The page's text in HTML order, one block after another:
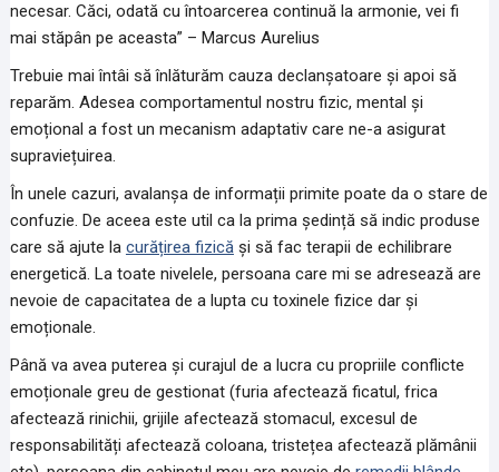
necesar. Căci, odată cu întoarcerea continuă la armonie, vei fi
mai stăpân pe aceasta” – Marcus Aurelius
Trebuie mai întâi să înlăturăm cauza declanșatoare și apoi să
reparăm. Adesea comportamentul nostru fizic, mental și
emoțional a fost un mecanism adaptativ care ne-a asigurat
supraviețuirea.
În unele cazuri, avalanșa de informații primite poate da o stare de
confuzie. De aceea este util ca la prima ședință să indic produse
care să ajute la curățirea fizicăși să fac terapii de echilibrare
energetică. La toate nivelele, persoana care mi se adresează are
nevoie de capacitatea de a lupta cu toxinele fizice dar și
emoționale.
Până va avea puterea și curajul de a lucra cu propriile conflicte
emoționale greu de gestionat (furia afectează ficatul, frica
afectează rinichii, grijile afectează stomacul, excesul de
responsabilități afectează coloana, tristețea afectează plămânii